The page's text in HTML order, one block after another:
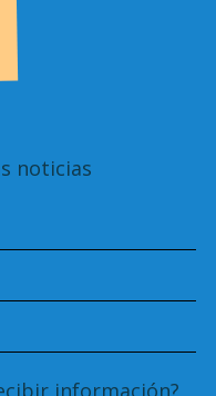
noticias
información?